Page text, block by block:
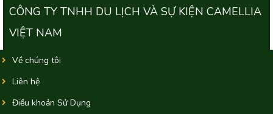
CÔNG TY TNHH DU LỊCH VÀ SỰ KIỆN CAMELLIA
VIỆT NAM
Về chúng tôi
Liên hệ
Điều khoản Sử Dụng